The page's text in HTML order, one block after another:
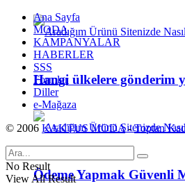
Hangi ülkelere gönderim
Ödeme Yapmak Güvenli
Ana Sayfa
MODA
KAMPANYALAR
HABERLER
SSS
Formlar
Diller
e-Mağaza
© 2006 KAKTUS MODA-Toptan
No Result
View All Result